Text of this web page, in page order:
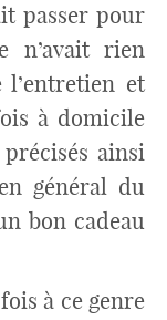
passer pour
n’avait rien
et
à domicile
ainsi
général du
bon cadeau
à ce genre